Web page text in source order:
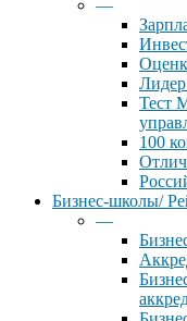
—
Тест
100
Бизнес-школы/
—